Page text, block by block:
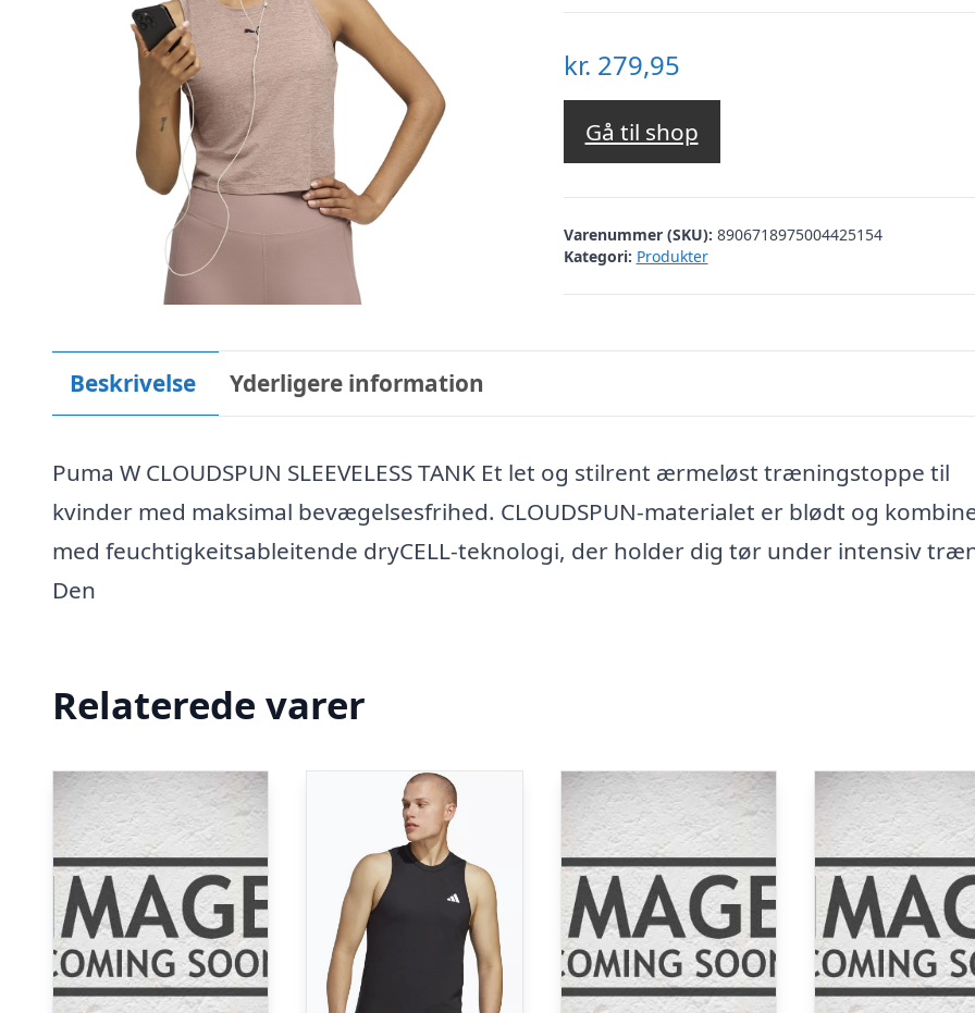
kr. 279,95
Gå til shop
Varenummer (SKU): 8906718975004425154
Kategori: Produkter
Beskrivelse Yderligere information
Puma W CLOUDSPUN SLEEVELESS TANK Et let og stilrent ærmeløst træningstoppe til
kvinder med maksimal bevægelsesfrihed. CLOUDSPUN-materialet er blødt og
med feuchtigkeitsableitende dryCELL-teknologi, der holder dig tør under intensiv
Den
Relaterede varer